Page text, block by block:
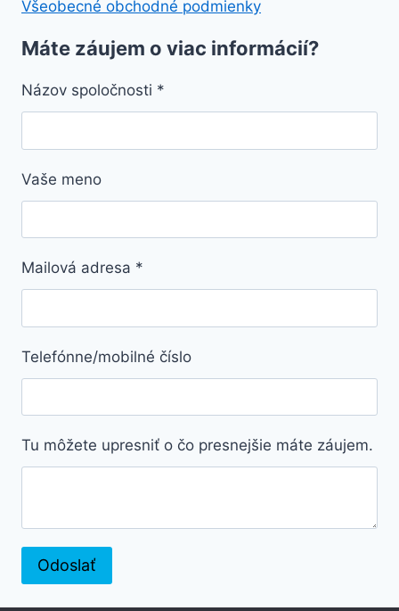
Všeobecné obchodné podmienky
Máte záujem o viac informácií?
Názov spoločnosti *
Vaše meno
Mailová adresa *
Telefónne/mobilné číslo
Tu môžete upresniť o čo presnejšie máte záujem.
Odoslať